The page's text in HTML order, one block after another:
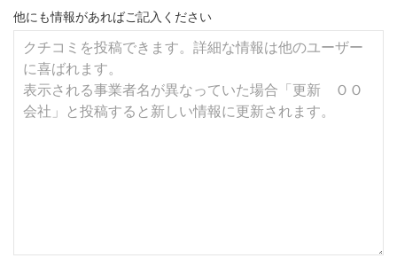
他にも情報があればご記入ください